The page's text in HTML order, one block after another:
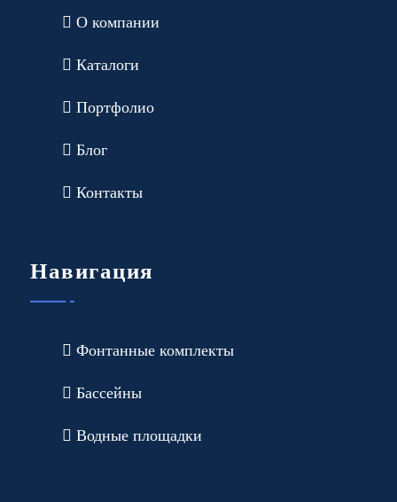
О компании
Каталоги
Портфолио
Блог
Контакты
Навигация
Фонтанные комплекты
Бассейны
Водные площадки